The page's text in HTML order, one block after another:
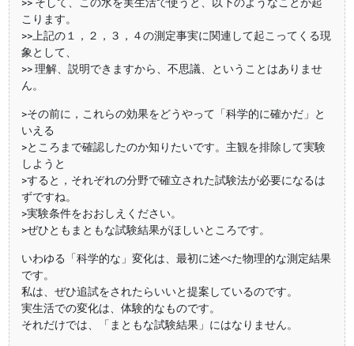
こります。
>>上記の１，２，３，４の測定事実に関連して起こってくる現
象として、
>> 理解、説明できますから、不思議、ということはありませ
ん。
>その前に，これらの効果をどうやって「科学的に確かだ」と
いえる
>ところまで確認したのか知りたいです。主観を排除して実験
しようと
>すると，それぞれの分野で確立された試験法が必要になるは
ずですね。
>実験条件をおおしえください。
>ぜひともまともな試験結果がほしいところです。
いわゆる「科学的な」変化は、最初に述べた物理的な測定結果
です。
私は、ぜひ追試をされたらいいと提案しているのです。
実生活での変化は、体験的なものです。
それだけでは、「まともな試験結果」にはなりません。